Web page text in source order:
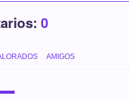
0
AMIGOS